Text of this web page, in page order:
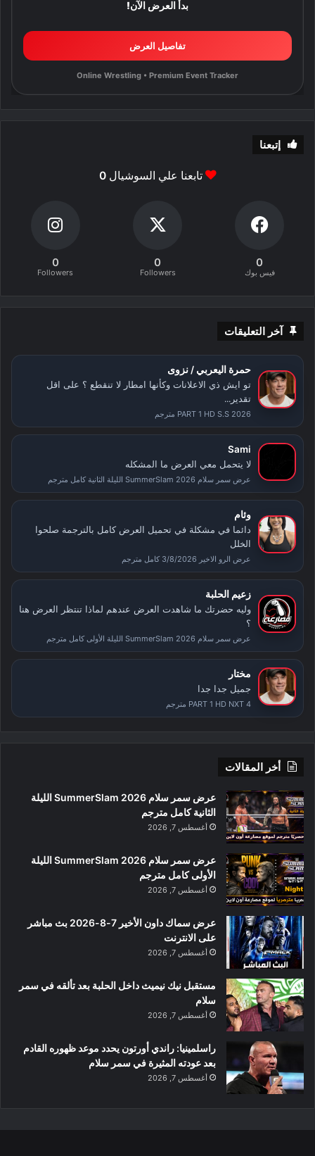
بدأ العرض الآن!
تفاصيل العرض
Online Wrestling • Premium Event Tracker
إتبعنا
تابعنا علي السوشيال0
0
فيس بوك
0
Followers
0
Followers
آخر التعليقات
حمرة اليعربي / نزوى
تو ايش ذي الاعلانات وكأنها امطار لا تنقطع ؟ على اقل
تقدير...
PART 1 HD S.S 2026 مترجم
Sami
لا يتحمل معي العرض ما المشكله
عرض سمر سلام SummerSlam 2026 الليلة الثانية كامل مترجم
وئام
دائما في مشكلة في تحميل العرض كامل بالترجمة صلحوا
الخلل
عرض الرو الاخير 3/8/2026 كامل مترجم
زعيم الحلبة
وليه حضرتك ما شاهدت العرض عندهم لماذا تنتظر العرض هنا
؟
عرض سمر سلام SummerSlam 2026 الليلة الأولى كامل مترجم
مختار
جميل جدا جدا
PART 1 HD NXT 4 مترجم
أخر المقالات
عرض سمر سلام SummerSlam 2026 الليلة
الثانية كامل مترجم
أغسطس 7, 2026
عرض سمر سلام SummerSlam 2026 الليلة
الأولى كامل مترجم
أغسطس 7, 2026
عرض سماك داون الأخير 7-8-2026 بث مباشر
على الانترنت
أغسطس 7, 2026
مستقبل نيك نيميث داخل الحلبة بعد تألقه في سمر
سلام
أغسطس 7, 2026
راسلمينيا: راندي أورتون يحدد موعد ظهوره القادم
بعد عودته المثيرة في سمر سلام
أغسطس 7, 2026